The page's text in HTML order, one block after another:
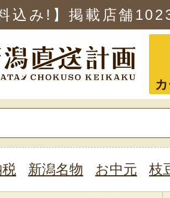
込み!】掲載店舗
新潟名物 お中元 枝